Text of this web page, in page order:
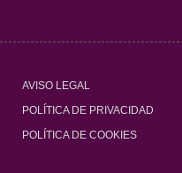
AVISO LEGAL
POLÍTICA DE PRIVACIDAD
POLÍTICA DE COOKIES